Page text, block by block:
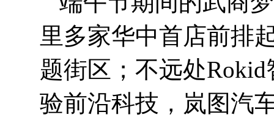
里多家华中首店前排
题街区；不远处
验前沿科技，岚图汽